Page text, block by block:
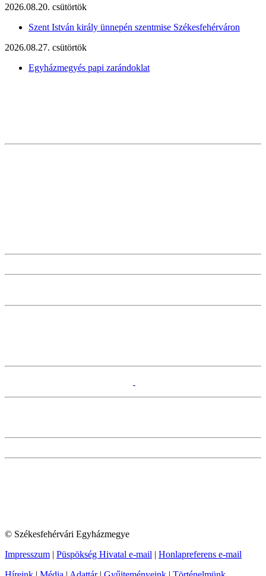
2026.08.20. csütörtök
Szent István király ünnepén szentmise Székesfehérváron
2026.08.27. csütörtök
Egyházmegyés papi zarándoklat
© Székesfehérvári Egyházmegye
Impresszum | Püspökség Hivatal e-mail | Honlapreferens e-mail